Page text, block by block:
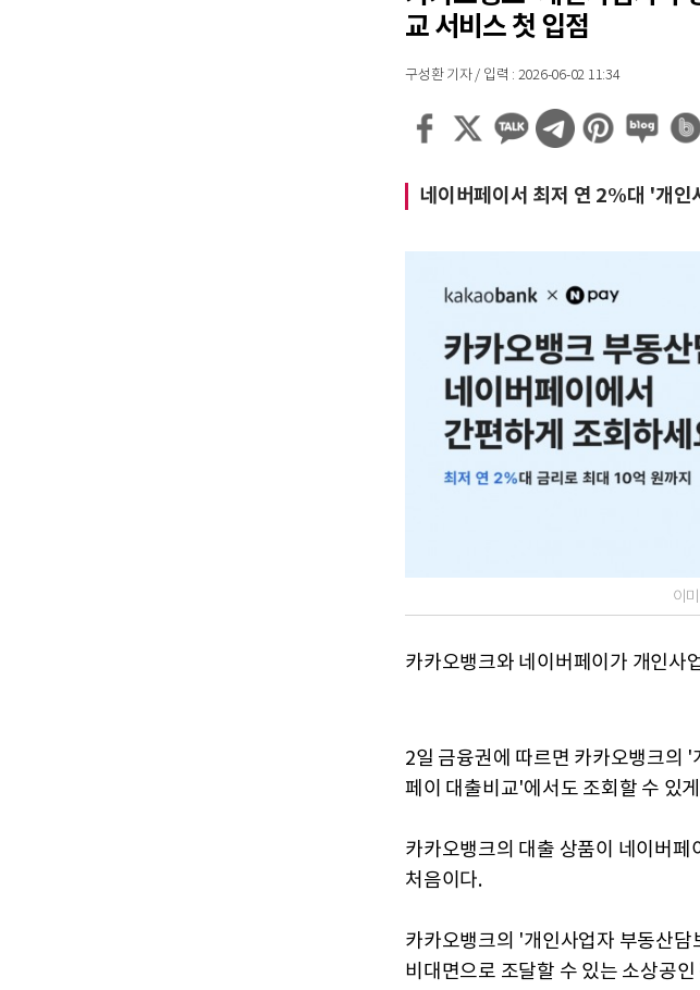
교 서비스 첫 입점
구성환 기자 / 입력 : 2026-06-02 11:34
네이버페이서 최저 연 2%대 '개
이
카카오뱅크와 네이버페이가 개인사
2일 금융권에 따르면 카카오뱅크의
페이 대출비교'에서도 조회할 수 있
카카오뱅크의 대출 상품이 네이버페
처음이다.
카카오뱅크의 '개인사업자 부동산
비대면으로 조달할 수 있는 소상공